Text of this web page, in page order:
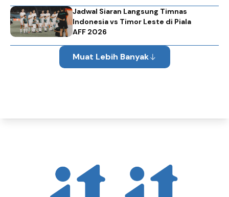
Jadwal Siaran Langsung Timnas
Indonesia vs Timor Leste di Piala
AFF 2026
Muat Lebih Banyak